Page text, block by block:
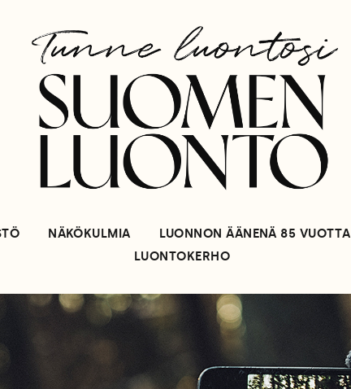
NÄKÖKULMIA LUONNON ÄÄNENÄ 85 VUOTTA
LUONTOKERHO